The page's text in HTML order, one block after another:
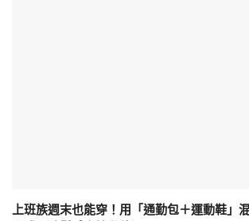
上班族週末也能穿！用「通勤包＋運動鞋」